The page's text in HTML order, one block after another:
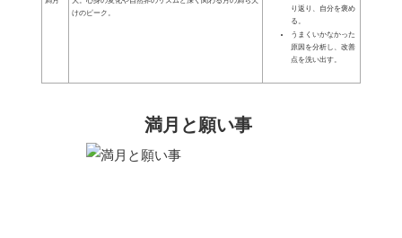
けのピーク。
り返り、自分を褒め
る。
うまくいかなかった
原因を分析し、改善
点を洗い出す。
満月と願い事